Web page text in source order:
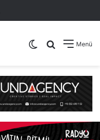
Menü
Arama yap
Dış görünümü